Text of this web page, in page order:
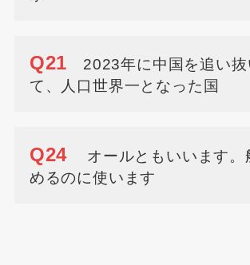
Q21 2023年に中国を追い抜
て、人口世界一となった国
Q24
オールともいいます。
めるのに使います